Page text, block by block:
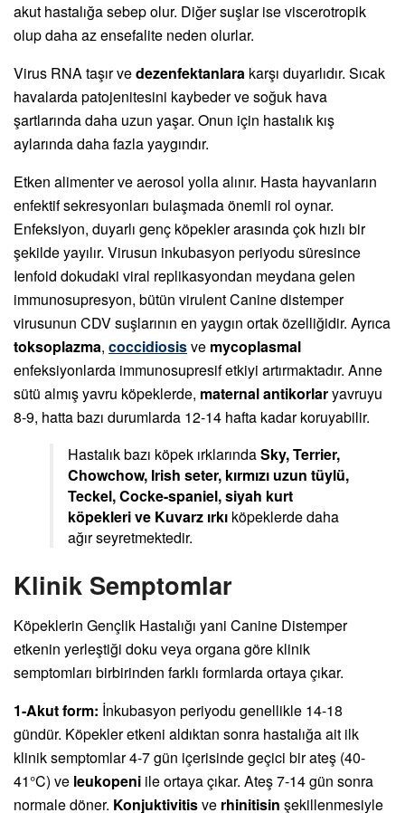
akut hastalığa sebep olur. Diğer suşlar ise viscerotropik
olup daha az ensefalite neden olurlar.
Virus RNA taşır vedezenfektanlara karşı duyarlıdır. Sıcak
havalarda patojenitesini kaybeder ve soğuk hava
şartlarında daha uzun yaşar. Onun için hastalık kış
aylarında daha fazla yaygındır.
Etken alimenter ve aerosol yolla alınır. Hasta hayvanların
enfektif sekresyonları bulaşmada önemli rol oynar.
Enfeksiyon, duyarlı genç köpekler arasında çok hızlı bir
şekilde yayılır. Virusun inkubasyon periyodu süresince
Ienfoid dokudaki viral replikasyondan meydana gelen
immunosupresyon, bütün virulent Canine distemper
virusunun CDV suşlarının en yaygın ortak özelliğidir. Ayrıca
toksoplazma, coccidiosisve mycoplasmal
enfeksiyonlarda immunosupresif etkiyi artırmaktadır. Anne
sütü almış yavru köpeklerde, maternal antikorlaryavruyu
8-9, hatta bazı durumlarda 12-14 hafta kadar koruyabilir.
Hastalık bazı köpek ırklarındaSky, Terrier,
Chowchow, Irish seter, kırmızı uzun tüylü,
Teckel, Cocke-spaniel, siyah kurt
köpekleri ve Kuvarz ırkı köpeklerde daha
ağır seyretmektedir.
Klinik Semptomlar
Köpeklerin Gençlik Hastalığı yani Canine Distemper
etkenin yerleştiği doku veya organa göre klinik
semptomları birbirinden farklı formlarda ortaya çıkar.
1-Akut form: İnkubasyon periyodu genellikle 14-18
gündür. Köpekler etkeni aldıktan sonra hastalığa ait ilk
klinik semptomlar 4-7 gün içerisinde geçici bir ateş (40-
41°C) ve leukopeni ile ortaya çıkar. Ateş 7-14 gün sonra
normale döner. Konjuktivitisve rhinitisin şekillenmesiyle